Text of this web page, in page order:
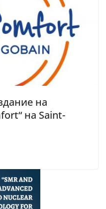
на
на Saint-